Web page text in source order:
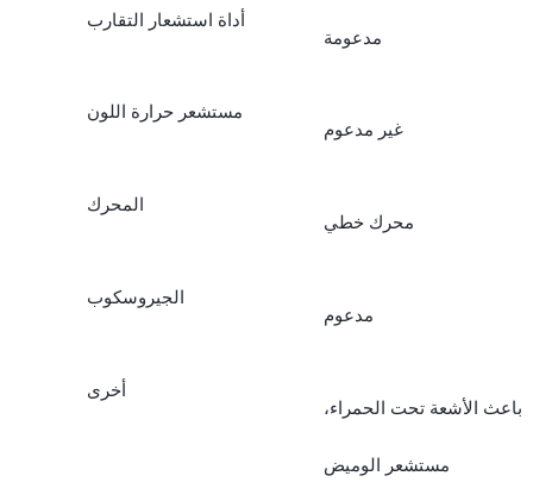
أداة استشعار التقارب
مدعومة
مستشعر حرارة اللون
غير مدعوم
المحرك
محرك خطي
الجيروسكوب
مدعوم
أخرى
باعث الأشعة تحت الحمراء،
مستشعر الوميض